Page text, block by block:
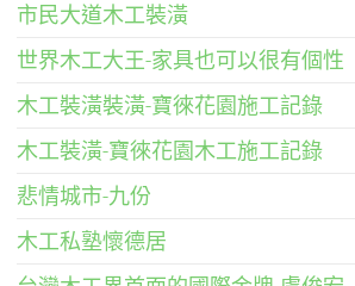
市民大道木工裝潢
世界木工大王-家具也可以很有個性
木工裝潢裝潢-寶徠花園施工記錄
木工裝潢-寶徠花園木工施工記錄
悲情城市-九份
木工私塾懷德居